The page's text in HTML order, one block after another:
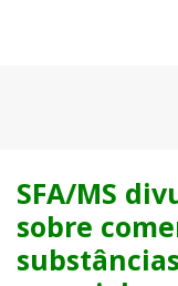
SFA/MS
sobre